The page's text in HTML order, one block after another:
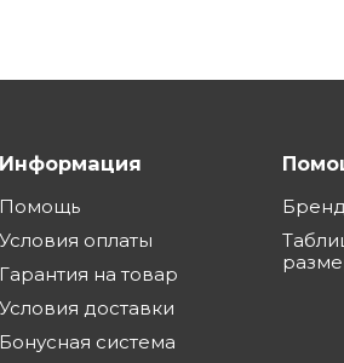
Информация
Помощь
Условия оплаты
Гарантия на товар
Условия доставки
Бонусная система